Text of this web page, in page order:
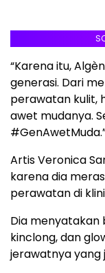
“Karena itu,
generasi. Dari
perawatan kulit,
awet mudanya.
Artis Veronica
karena dia
perawatan di
Dia menyatakan
kinclong, dan
jerawatnya yang